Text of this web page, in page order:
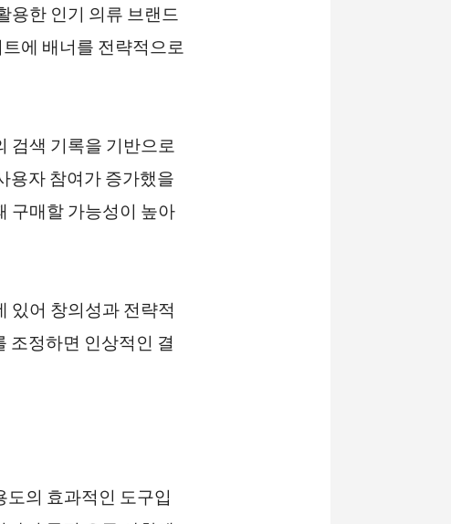
용한 인기 의류 브랜드
에 배너를 전략적으로
검색 기록을 기반으로
용자 참여가 증가했을
구매할 가능성이 높아
있어 창의성과 전략적
조정하면 인상적인 결
의 효과적인 도구입